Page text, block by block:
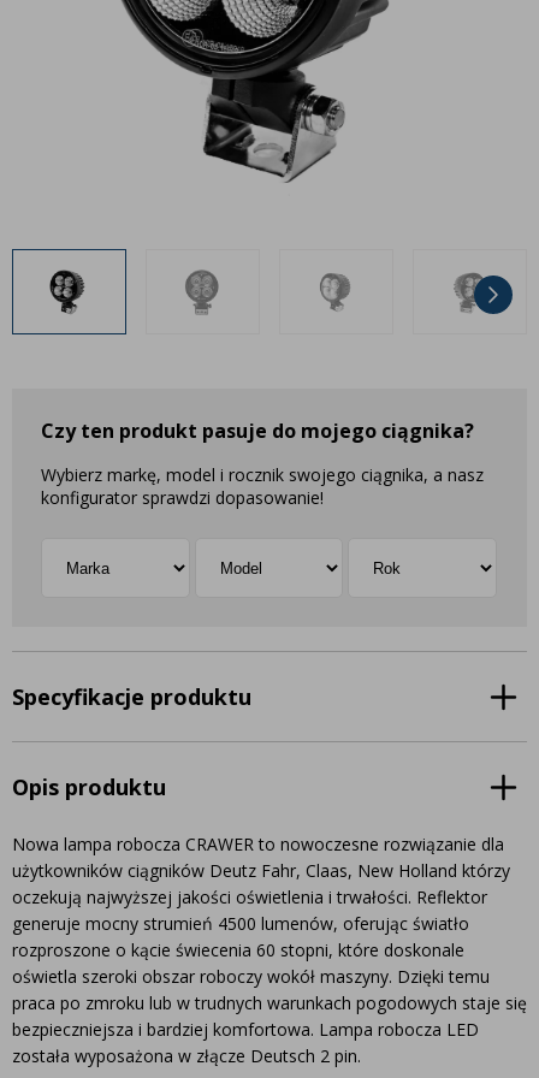
Często zadawane pytania
Bezpłatny projekt oświetlenia
+48 81 884 70 94
Inne akcesoria
Często zadawane pytania
Czy ten produkt pasuje do mojego ciągnika?
Wybierz markę, model i rocznik swojego ciągnika, a nasz
konfigurator sprawdzi dopasowanie!
Specyfikacje produktu
Opis produktu
Nowa lampa robocza CRAWER to nowoczesne rozwiązanie dla
użytkowników ciągników Deutz Fahr, Claas, New Holland którzy
oczekują najwyższej jakości oświetlenia i trwałości. Reflektor
generuje mocny strumień 4500 lumenów, oferując światło
rozproszone o kącie świecenia 60 stopni, które doskonale
oświetla szeroki obszar roboczy wokół maszyny. Dzięki temu
praca po zmroku lub w trudnych warunkach pogodowych staje się
bezpieczniejsza i bardziej komfortowa. Lampa robocza LED
została wyposażona w złącze Deutsch 2 pin.